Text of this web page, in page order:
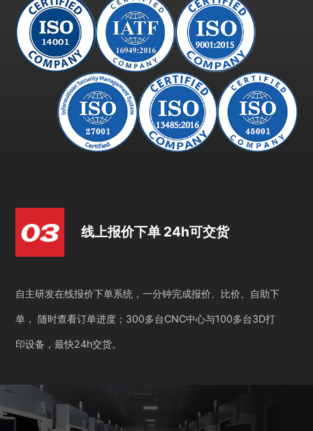
线上报价下单 24h可交货
自主研发在线报价下单系统，一分钟完成报价、比价、自助下
单， 随时查看订单进度；300多台CNC中心与100多台3D打
印设备，最快24h交货。